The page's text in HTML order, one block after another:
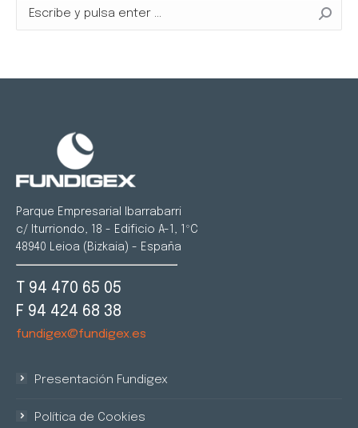
Buscar:
Parque Empresarial Ibarrabarri
c/ Iturriondo, 18 - Edificio A-1, 1ºC
48940 Leioa (Bizkaia) - España
T 94 470 65 05
F 94 424 68 38
fundigex@fundigex.es
Presentación Fundigex
Política de Cookies